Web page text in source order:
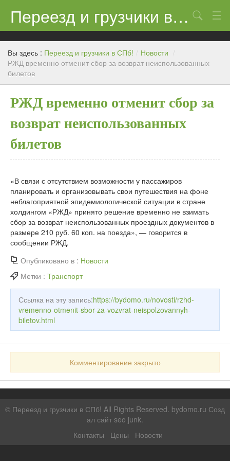
Переезд и грузчики в СПб!
Контакты
Цены
Новости
Поиск
Вы здесь : Переезд и грузчики в СПб! / Новости /
РЖД временно отменит сбор за возврат неиспользованных
билетов
РЖД временно отменит сбор за
возврат неиспользованных
билетов
«В связи с отсутствием возможности у пассажиров
планировать и организовывать свои путешествия на фоне
неблагоприятной эпидемиологической ситуации в стране
холдингом «РЖД» принято решение временно не взимать
сбор за возврат неиспользованных проездных документов в
размере 210 руб. 60 коп. на поезда», — говорится в
сообщении РЖД.
Опубликовано в : Новости
Метки : Транспорт
Ссылка на эту запись:https://bydomo.ru/novosti/rzhd-
vremenno-otmenit-sbor-za-vozvrat-neispolzovannyh-
biletov.html
Комментирование закрыто
© Переезд и грузчики в СПб! All Rights Reserved. bydomo.ru Созд
ал сайт seo junk.
Контакты
Цены Новости